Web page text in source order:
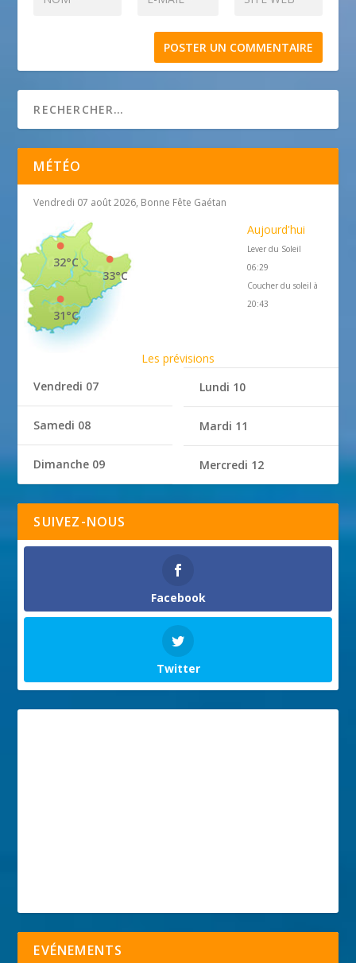
MÉTÉO
Vendredi 07 août 2026, Bonne Fête Gaétan
33°C
32°C
31°C
Aujourd'hui
Lever du Soleil
06:29
Coucher du soleil à
20:43
Les prévisions
Vendredi 07
Samedi 08
Dimanche 09
Lundi 10
Mardi 11
Mercredi 12
SUIVEZ-NOUS
Facebook
Twitter
EVÉNEMENTS